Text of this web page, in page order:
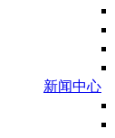
新闻中心